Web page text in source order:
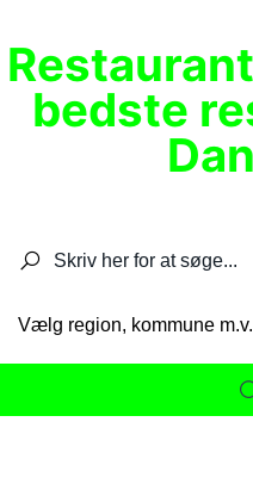
bedste
Vælg region, kommune m.v.